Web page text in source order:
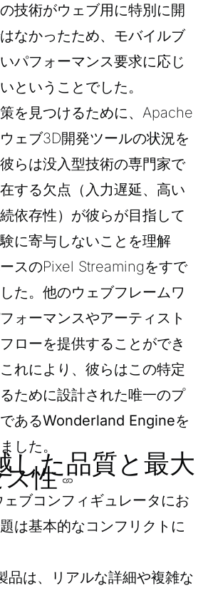
技術がウェブ用に特別に開
なかったため、モバイルブ
パフォーマンス要求に応じ
ということでした。
を見つけるために、Apache
ェブ3D開発ツールの状況を
らは没入型技術の専門家で
する欠点（入力遅延、高い
依存性）が彼らが目指して
に寄与しないことを理解
スのPixel Streamingをすで
た。他のウェブフレームワ
ォーマンスやアーティスト
ローを提供することができ
れにより、彼らはこの特定
ために設計された唯一のプ
あるWonderland Engineを
した。
した品質と最大
ス性
ブコンフィギュレータにお
は基本的なコンフリクトに
品は、リアルな詳細や複雑な